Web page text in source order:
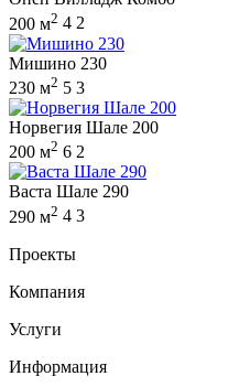
200 м2 4 2
Мишино 230
230 м2 5 3
Норвегия Шале 200
200 м2 6 2
Васта Шале 290
290 м2 4 3
Проекты
Компания
Услуги
Информация